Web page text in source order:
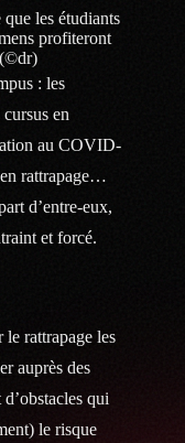
les étudiants
profiteront
(©dr)
: les
en
au COVID-
en rattrapage…
d’entre-eux,
et forcé.
le rattrapage les
auprès des
qui
le risque